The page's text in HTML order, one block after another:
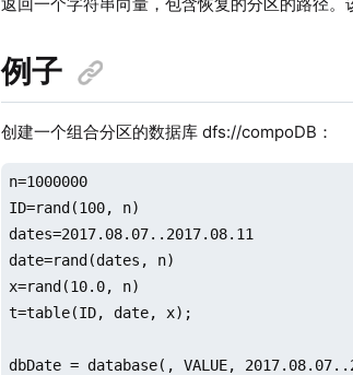
例子
创建一个组合分区的数据库 dfs://compoDB：
n=1000000
ID=rand(100, n)
dates=2017.08.07..2017.08.11
date=rand(dates, n)
x=rand(10.0, n)
t=table(ID, date, x);
dbDate = database(, VALUE,